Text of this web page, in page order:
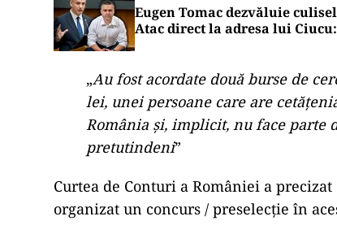
Eugen Tomac dezvăluie
Atac direct la adresa lui
„Au fost acordate două burse de
lei, unei persoane care are
România şi, implicit, nu face parte
pretutindeni”
Curtea de Conturi a României a
organizat un concurs / preselecţie în